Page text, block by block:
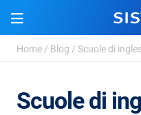
Home / Blog / Scuole di
Scuole di